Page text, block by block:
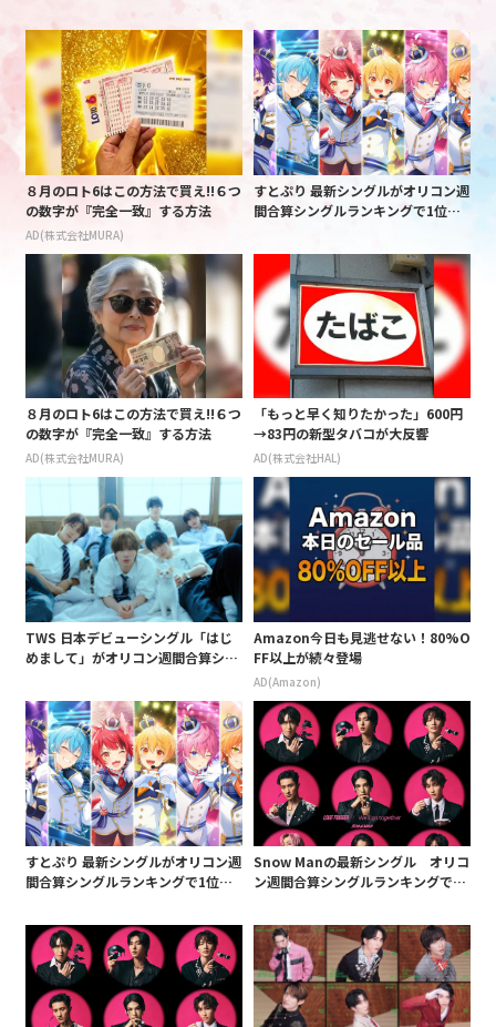
８月のロト6はこの方法で買え!!６つ
の数字が『完全一致』する方法
AD(株式会社MURA)
すとぷり 最新シングルがオリコン週
間合算シングルランキングで1位を
８月のロト6はこの方法で買え!!６つ
の数字が『完全一致』する方法
AD(株式会社MURA)
「もっと早く知りたかった」600円
→83円の新型タバコが大反響
AD(株式会社HAL)
TWS 日本デビューシングル「はじ
めまして」がオリコン週間合算シン
Amazon今日も見逃せない！80%O
FF以上が続々登場
AD(Amazon)
すとぷり 最新シングルがオリコン週
間合算シングルランキングで1位を
Snow Manの最新シングル オリコ
ン週間合算シングルランキングでグ